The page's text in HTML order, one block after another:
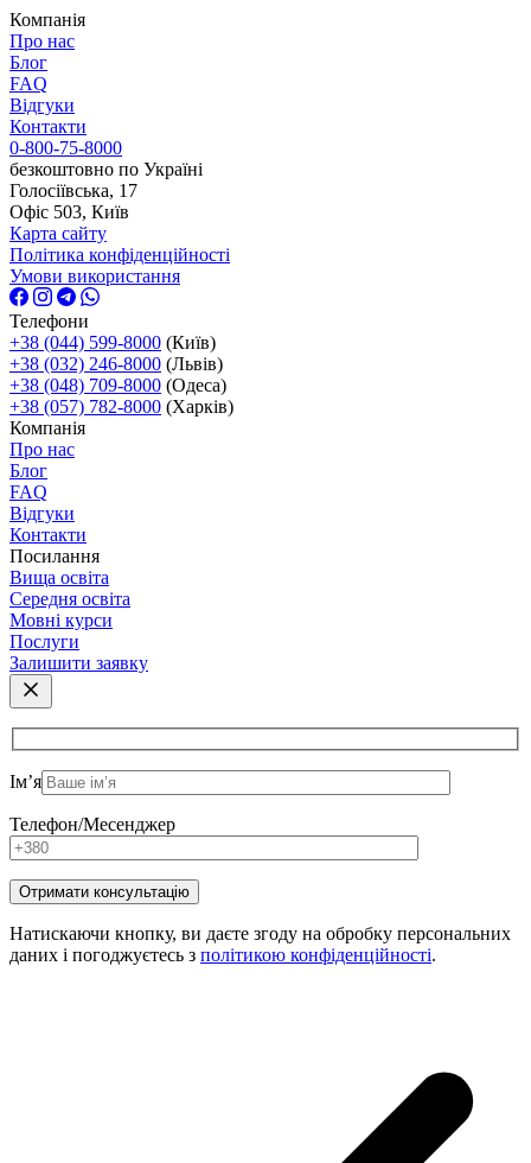
Компанія
Про нас
Блог
FAQ
Відгуки
Контакти
0-800-75-8000
безкоштовно по Україні
Голосіївська, 17
Офіс 503, Київ
Карта сайту
Політика конфіденційності
Умови використання
Телефони
+38 (044) 599-8000 (Київ)
+38 (032) 246-8000 (Львів)
+38 (048) 709-8000 (Одеса)
+38 (057) 782-8000 (Харків)
Компанія
Про нас
Блог
FAQ
Відгуки
Контакти
Посилання
Вища освіта
Середня освіта
Мовні курси
Послуги
Залишити заявку
Ім’я
Телефон/Месенджер
Натискаючи кнопку, ви даєте згоду на обробку персональних
даних і погоджуєтесь з політикою конфіденційності.